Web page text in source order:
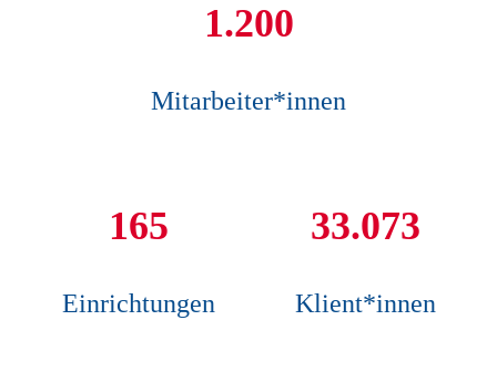
1.200
Mitarbeiter*innen
165
Einrichtungen
33.073
Klient*innen